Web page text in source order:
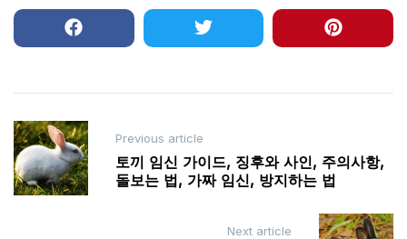
Post
navigation
Previous article
토끼 임신 가이드, 징후와 사인, 주의사항,
돌보는 법, 가짜 임신, 방지하는 법
Next article